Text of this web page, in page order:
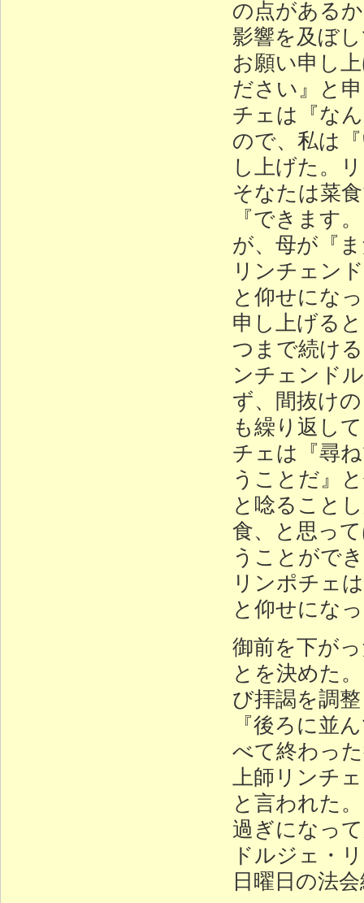
の点がある
影響を及ぼ
お願い申し
ださい』と
チェは『な
ので、私は
し上げた。
そなたは菜
『できます
が、母が『
リンチェン
と仰せにな
申し上げる
つまで続け
ンチェンド
ず、間抜け
も繰り返し
チェは『尋
うことだ』
と唸ること
食、と思っ
うことがで
リンポチェ
と仰せにな
御前を下が
とを決めた
び拝謁を調
『後ろに並
べて終わっ
上師リンチ
と言われた
過ぎになっ
ドルジェ・
日曜日の法